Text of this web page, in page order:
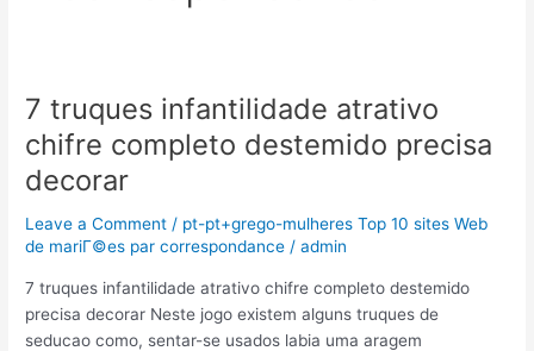
7 truques infantilidade atrativo
chifre completo destemido precisa
decorar
Leave a Comment / pt-pt+grego-mulheres Top 10 sites Web
de mariГ©es par correspondance /admin
7 truques infantilidade atrativo chifre completo destemido
precisa decorar Neste jogo existem alguns truques de
seducao como, sentar-se usados labia uma aragem
7
truques
infantilidade
atrativo
completo
precisa
decorar